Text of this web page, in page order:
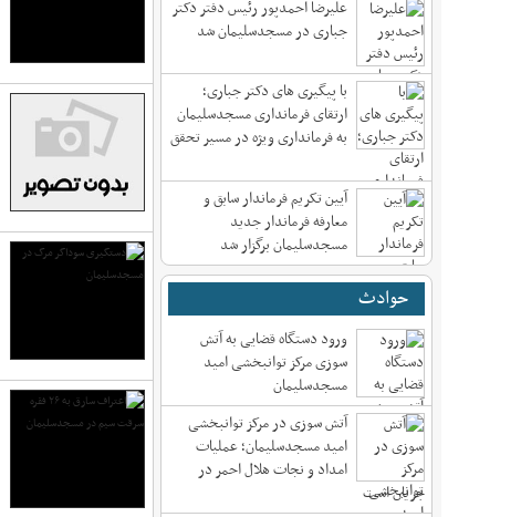
علیرضا احمدپور رئیس دفتر دکتر
جباری در مسجدسلیمان شد
با پیگیری های دکتر جباری؛
ارتقای فرمانداری مسجدسلیمان
به فرمانداری ویژه در مسیر تحقق
آیین تکریم فرماندار سابق و
معارفه فرماندار جدید
مسجدسلیمان برگزار شد
حوادث
ورود دستگاه قضایی به آتش
سوزی مرکز توانبخشی امید
مسجدسلیمان
آتش سوزی در مرکز توانبخشی
امید مسجدسلیمان؛ عملیات
امداد و نجات هلال احمر در
جریان است